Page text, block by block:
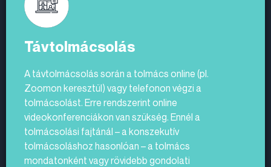
Távtolmácsolás
A távtolmácsolás során a tolmács online (pl.
Zoomon keresztül) vagy telefonon végzi a
tolmácsolást. Erre rendszerint online
videokonferenciákon van szükség. Ennél a
tolmácsolási fajtánál – a konszekutív
tolmácsoláshoz hasonlóan – a tolmács
mondatonként vagy rövidebb gondolati